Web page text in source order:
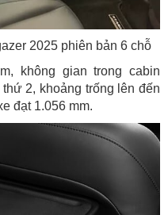
2025 phiên bản 6 chỗ
không gian trong cabin
2, khoảng trống lên đến
đạt 1.056 mm.